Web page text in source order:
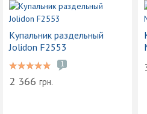
Купальник раздельный
Jolidon F2553
1
2 366 грн.